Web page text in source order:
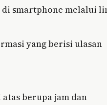
di smartphone melalui
yang berisi ulasan
berupa jam dan